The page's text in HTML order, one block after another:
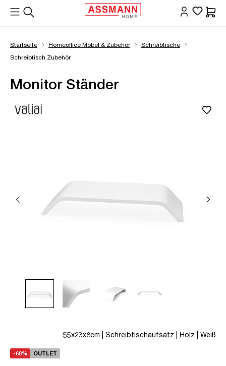
springen
Startseite Homeoffice Möbel & Zubehör
Schreibtische
Schreibtisch Zubehör
Monitor Ständer
55x23x8cm | Schreibtischaufsatz | Holz | Weiß
-68% OUTLET